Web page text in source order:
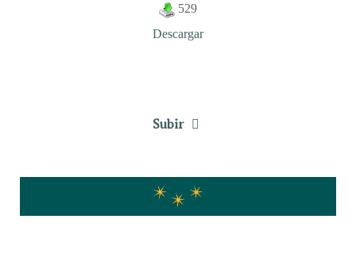
529
Descargar
Subir